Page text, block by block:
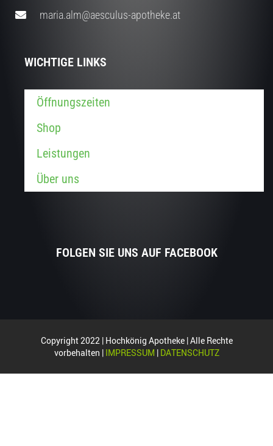
maria.alm@aesculus-apotheke.at
WICHTIGE LINKS
Öffnungszeiten
Shop
Leistungen
Über uns
FOLGEN SIE UNS AUF FACEBOOK
Copyright 2022 | Hochkönig Apotheke | Alle Rechte
vorbehalten | IMPRESSUM | DATENSCHUTZ